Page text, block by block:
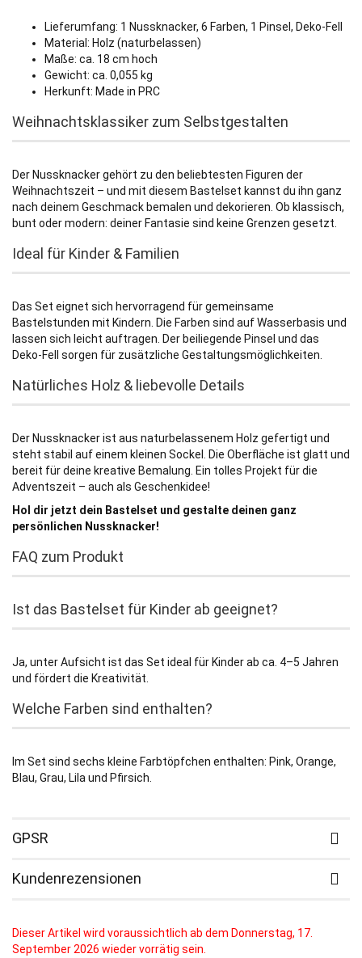
Lieferumfang: 1 Nussknacker, 6 Farben, 1 Pinsel, Deko-Fell
Material: Holz (naturbelassen)
Maße: ca. 18 cm hoch
Gewicht: ca. 0,055 kg
Herkunft: Made in PRC
Weihnachtsklassiker zum Selbstgestalten
Der Nussknacker gehört zu den beliebtesten Figuren der
Weihnachtszeit – und mit diesem Bastelset kannst du ihn ganz
nach deinem Geschmack bemalen und dekorieren. Ob klassisch,
bunt oder modern: deiner Fantasie sind keine Grenzen gesetzt.
Ideal für Kinder & Familien
Das Set eignet sich hervorragend für gemeinsame
Bastelstunden mit Kindern. Die Farben sind auf Wasserbasis und
lassen sich leicht auftragen. Der beiliegende Pinsel und das
Deko-Fell sorgen für zusätzliche Gestaltungsmöglichkeiten.
Natürliches Holz & liebevolle Details
Der Nussknacker ist aus naturbelassenem Holz gefertigt und
steht stabil auf einem kleinen Sockel. Die Oberfläche ist glatt und
bereit für deine kreative Bemalung. Ein tolles Projekt für die
Adventszeit – auch als Geschenkidee!
Hol dir jetzt dein Bastelset und gestalte deinen ganz
persönlichen Nussknacker!
FAQ zum Produkt
Ist das Bastelset für Kinder ab geeignet?
Ja, unter Aufsicht ist das Set ideal für Kinder ab ca. 4–5 Jahren
und fördert die Kreativität.
Welche Farben sind enthalten?
Im Set sind sechs kleine Farbtöpfchen enthalten: Pink, Orange,
Blau, Grau, Lila und Pfirsich.
GPSR
Kundenrezensionen
Dieser Artikel wird voraussichtlich ab dem Donnerstag, 17.
September 2026 wieder vorrätig sein.